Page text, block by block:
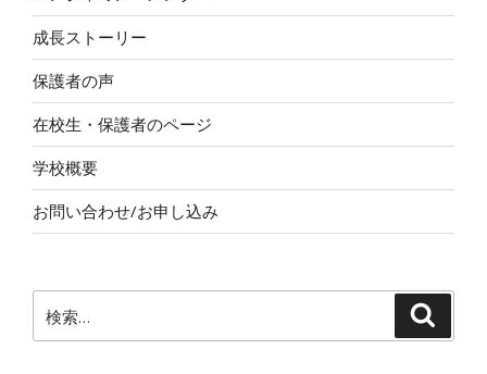
成長ストーリー
保護者の声
在校生・保護者のページ
学校概要
お問い合わせ/お申し込み
索: